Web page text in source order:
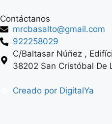
Contáctanos
mrcbasalto@gmail.com
922258029
C/Baltasar Núñez ,
38202 San Cristóbal De
Creado por DigitalYa